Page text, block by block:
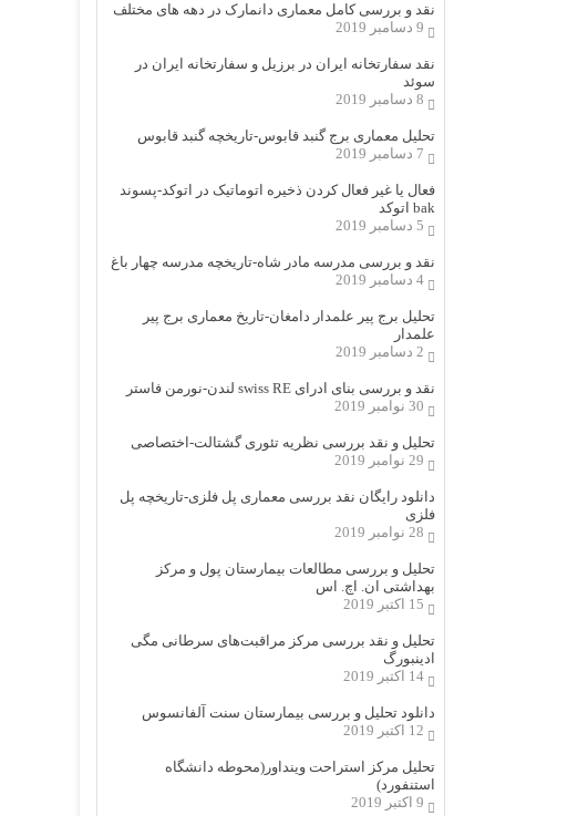
نقد و بررسی کامل معماری دانمارک در دهه های مختلف
9 دسامبر 2019
نقد سفارتخانه ایران در برزیل و سفارتخانه ایران در
سوئد
8 دسامبر 2019
تحلیل معماری برج گنبد قابوس-تاریخچه گنبد قابوس
7 دسامبر 2019
فعال یا غیر فعال کردن ذخیره اتوماتیک در اتوکد-پسوند
bak اتوکد
5 دسامبر 2019
نقد و بررسی مدرسه مادر شاه-تاریخچه مدرسه چهار باغ
4 دسامبر 2019
تحلیل برج پیر علمدار دامغان-تاریخ معماری برج پیر
علمدار
2 دسامبر 2019
نقد و بررسی بنای ادرای swiss RE لندن-نورمن فاستر
30 نوامبر 2019
تحلیل و نقد بررسی نظریه تئوری گشتالت-اختصاصی
29 نوامبر 2019
دانلود رایگان نقد بررسی معماری پل فلزی-تاریخچه پل
فلزی
28 نوامبر 2019
تحلیل و بررسی مطالعات بیمارستان پول و مرکز
بهداشتی ان. اچ. اس
15 اکتبر 2019
تحلیل و نقد بررسی مرکز مراقبت‌های سرطانی مگی
ادینبورگ
14 اکتبر 2019
دانلود تحلیل و بررسی بیمارستان سنت آلفانسوس
12 اکتبر 2019
تحلیل مرکز استراحت وینداور(محوطه دانشگاه
استنفورد)
9 اکتبر 2019